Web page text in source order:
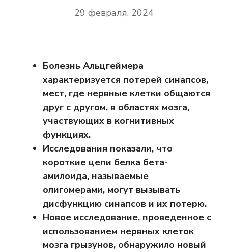
29 февраля, 2024
Болезнь Альцгеймера
характеризуется потерей синапсов,
мест, где нервные клетки общаются
друг с другом, в областях мозга,
участвующих в когнитивных
функциях.
Исследования показали, что
короткие цепи белка бета-
амилоида, называемые
олигомерами, могут вызывать
дисфункцию синапсов и их потерю.
Новое исследование, проведенное с
использованием нервных клеток
мозга грызунов, обнаружило новый